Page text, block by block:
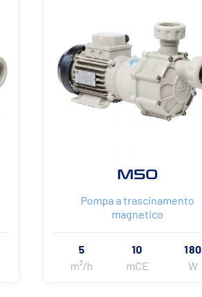
M50
Pompa a trascinamento
magnetico
5
m³/h
10
mCE
180
W